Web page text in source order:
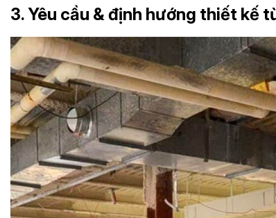
3. Yêu cầu & định hướng thiết kế